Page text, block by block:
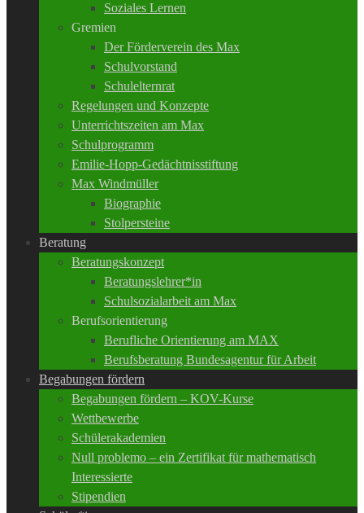
Soziales Lernen
Gremien
Der Förderverein des Max
Schulvorstand
Schulelternrat
Regelungen und Konzepte
Unterrichtszeiten am Max
Schulprogramm
Emilie-Hopp-Gedächtnisstiftung
Max Windmüller
Biographie
Stolpersteine
Beratung
Beratungskonzept
Beratungslehrer*in
Schulsozialarbeit am Max
Berufsorientierung
Berufliche Orientierung am MAX
Berufsberatung Bundesagentur für Arbeit
Begabungen fördern
Begabungen fördern – KOV-Kurse
Wettbewerbe
Schülerakademien
Null problemo – ein Zertifikat für mathematisch
Interessierte
Stipendien